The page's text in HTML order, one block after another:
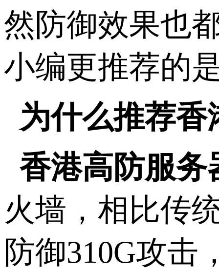
然防御效果也
小编更推荐的
为什么推荐
香港高防服务
火墙，相比传
防御310G攻击